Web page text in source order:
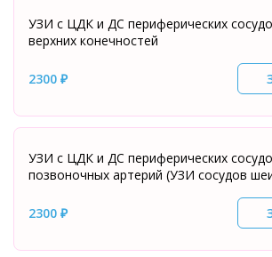
УЗИ с ЦДК и ДС периферических
верхних конечностей
2300 ₽
УЗИ с ЦДК и ДС периферических
позвоночных артерий (УЗИ сосудов
2300 ₽